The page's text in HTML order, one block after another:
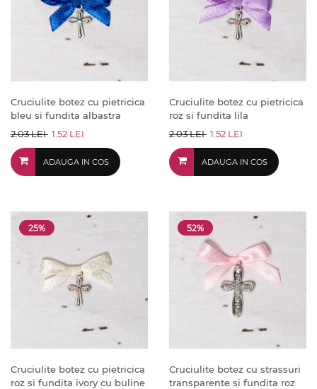
Cruciulite botez cu pietricica
bleu si fundita albastra
2.03 LEI 1.52 LEI
ADAUGA IN COS
Cruciulite botez cu pietricica
roz si fundita lila
2.03 LEI 1.52 LEI
ADAUGA IN COS
25%
Cruciulite botez cu pietricica
roz si fundita ivory cu buline
52%
Cruciulite botez cu strassuri
transparente si fundita roz